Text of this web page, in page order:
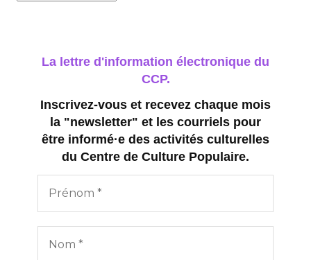
La lettre d'information électronique du
CCP.
Inscrivez-vous et recevez chaque mois
la "newsletter" et les courriels pour
être informé·e des activités culturelles
du Centre de Culture Populaire.